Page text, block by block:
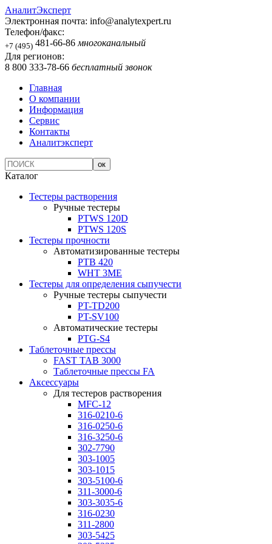
АналитЭксперт
Электронная почта: info@analytexpert.ru
Телефон/факс:
+7 (495) 481-66-86 многоканальный
Для регионов:
8 800 333-78-66 бесплатный звонок
Главная
О компании
Информация
Сервис
Контакты
Аналитэксперт
Каталог
Тестеры растворения
Ручные тестеры
PTWS 120D
PTWS 120S
Тестеры прочности
Автоматизированные тестеры
PTB 420
WHT 3ME
Тестеры для определения сыпучести
Ручные тестеры сыпучести
PT-TD200
PT-SV100
Автоматические тестеры
PTG-S4
Таблеточные прессы
FAST TAB 3000
Таблеточные прессы FA
Аксессуары
Для тестеров растворения
MFC-12
316-0210-6
316-0250-6
316-3250-6
302-7790
303-1005
303-1015
303-5100-6
311-3000-6
303-3035-6
316-0230
311-2800
303-5425